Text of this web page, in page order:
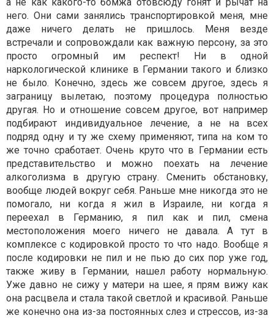
него. Они сами занялись транспортировкой меня, мне
даже ничего делать не пришлось. Меня везде
встречали и сопровождали как важную персону, за это
просто огромный им респект! Ни в одной
наркологической клинике в Германии такого и близко
не было. Конечно, здесь же совсем другое, здесь я
заграницу вылетаю, поэтому процедура полностью
другая. Но и отношение совсем другое, вот например
подбирают индивидуальное лечение, а не на всех
подряд одну и ту же схему применяют, типа на ком то
же точно сработает. Очень круто что в Германии есть
представительство и можно поехать на лечение
алкоголизма в другую страну. Сменить обстановку,
вообще людей вокруг себя. Раньше мне никогда это не
помогало, ни когда я жил в Израиле, ни когда я
переехал в Германию, я пил как и пил, смена
местоположения моего ничего не давала. А тут в
комплексе с кодировкой просто то что надо. Вообще я
после кодировки не пил и не пью до сих пор уже год,
также живу в Германии, нашел работу нормальную.
Уже давно не сижу у матери на шее, я прям вижу как
она расцвела и стала такой светлой и красивой. Раньше
же конечно она из-за постоянных слез и стрессов, из-за